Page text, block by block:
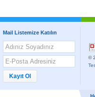
Mail Listemize Katılın
©